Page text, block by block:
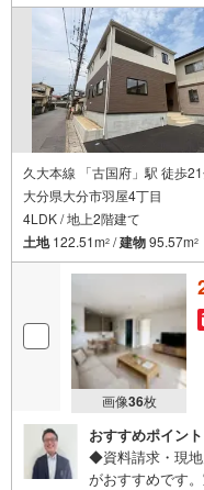
久大本線 「古国府」駅 徒歩
大分県大分市羽屋4丁目
4LDK / 地上2階建て
土地122.51m2 /建物95.57m2
画像36枚
おすすめポイント
◆資料請求・現
がおすすめです